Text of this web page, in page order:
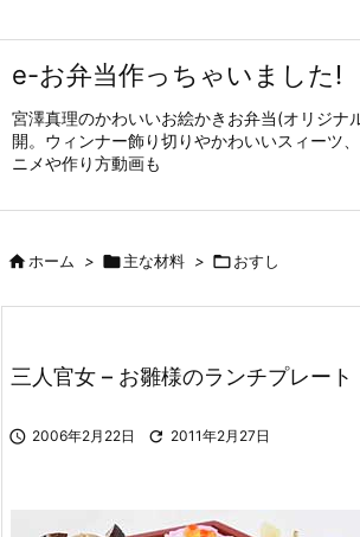
e-お弁当作っちゃいました!
宮澤真理のかわいいお絵かきお弁当(オリジナ
開。ウィンナー飾り切りやかわいいスィーツ
ニメや作り方動画も
ホーム > 主な材料 > おすし
三人官女 – お雛様のランチプレート
 2006年2月22日  2011年2月27日